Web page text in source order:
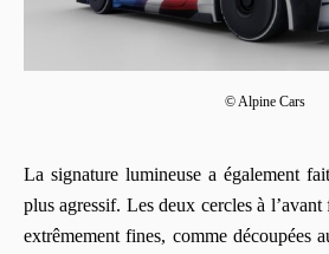
© Alpine Cars
La signature lumineuse a également
plus agressif. Les deux cercles à
extrêmement fines, comme découpées